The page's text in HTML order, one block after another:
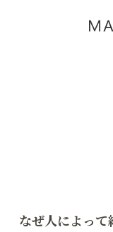
なぜ人によっ